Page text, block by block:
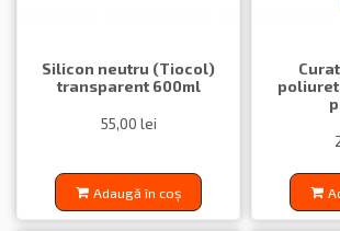
Silicon neutru (Tiocol)
transparent 600ml
55,00 lei
Adaugă în coș